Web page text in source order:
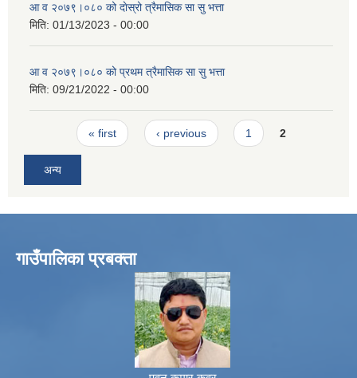
आ व २०७९।०८० को दाेस्रो त्रैमासिक सा सु भत्ता
मिति: 01/13/2023 - 00:00
आ व २०७९।०८० को प्रथम त्रैमासिक सा सु भत्ता
मिति: 09/21/2022 - 00:00
Pages« first ‹ previous 1 2
अन्य
गाउँपालिका प्रबक्ता